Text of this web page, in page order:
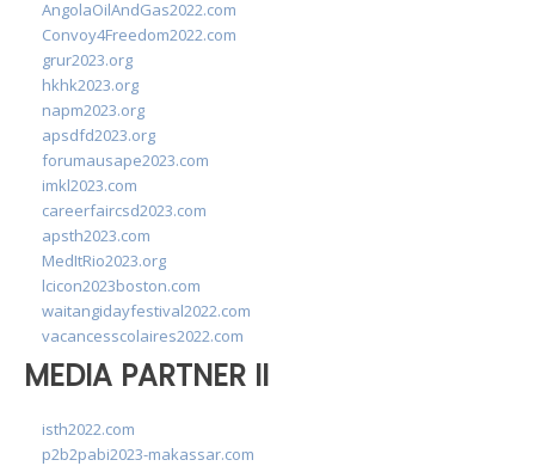
AngolaOilAndGas2022.com
Convoy4Freedom2022.com
grur2023.org
hkhk2023.org
napm2023.org
apsdfd2023.org
forumausape2023.com
imkl2023.com
careerfaircsd2023.com
apsth2023.com
MedItRio2023.org
lcicon2023boston.com
waitangidayfestival2022.com
vacancesscolaires2022.com
MEDIA PARTNER II
isth2022.com
p2b2pabi2023-makassar.com